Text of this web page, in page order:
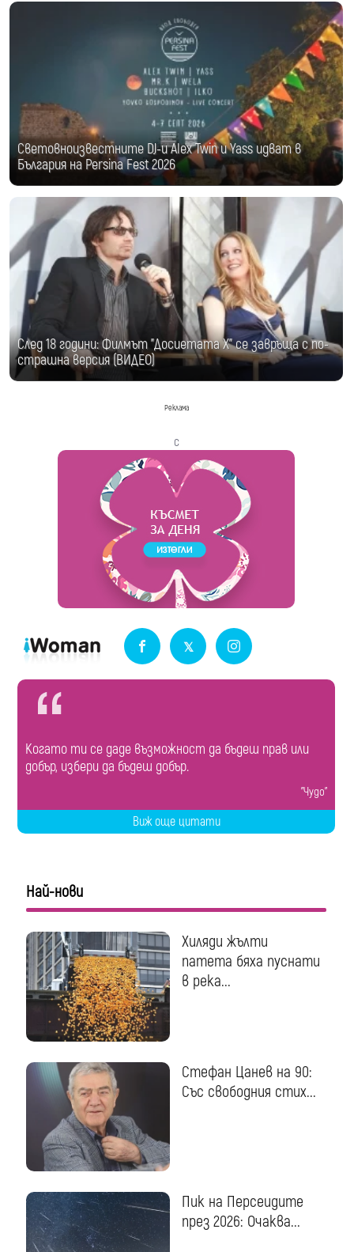
Световноизвестните DJ-и Alex Twin и Yass идват в
България на Persina Fest 2026
След 18 години: Филмът "Досиетата Х" се завръща с по-
страшна версия (ВИДЕО)
Реклама
с
Когато ти се даде възможност да бъдеш прав или
добър, избери да бъдеш добър.
"Чудо"
Виж още цитати
Най-нови
Хиляди жълти
патета бяха пуснати
в река...
Стефан Цанев на 90:
Със свободния стих...
Пик на Персеидите
през 2026: Очаква...